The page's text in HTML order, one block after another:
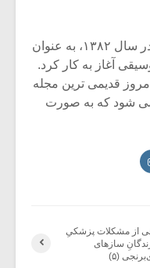
مجله آنلاین «گفتگوی هارمونیک» در سال ۱۳۸۲، به عنوان
آغاز به کار کرد.
قدیمی ترین مجله
شود که به صورت
از مشکلات پزشکیِ
سازهای
(۵)